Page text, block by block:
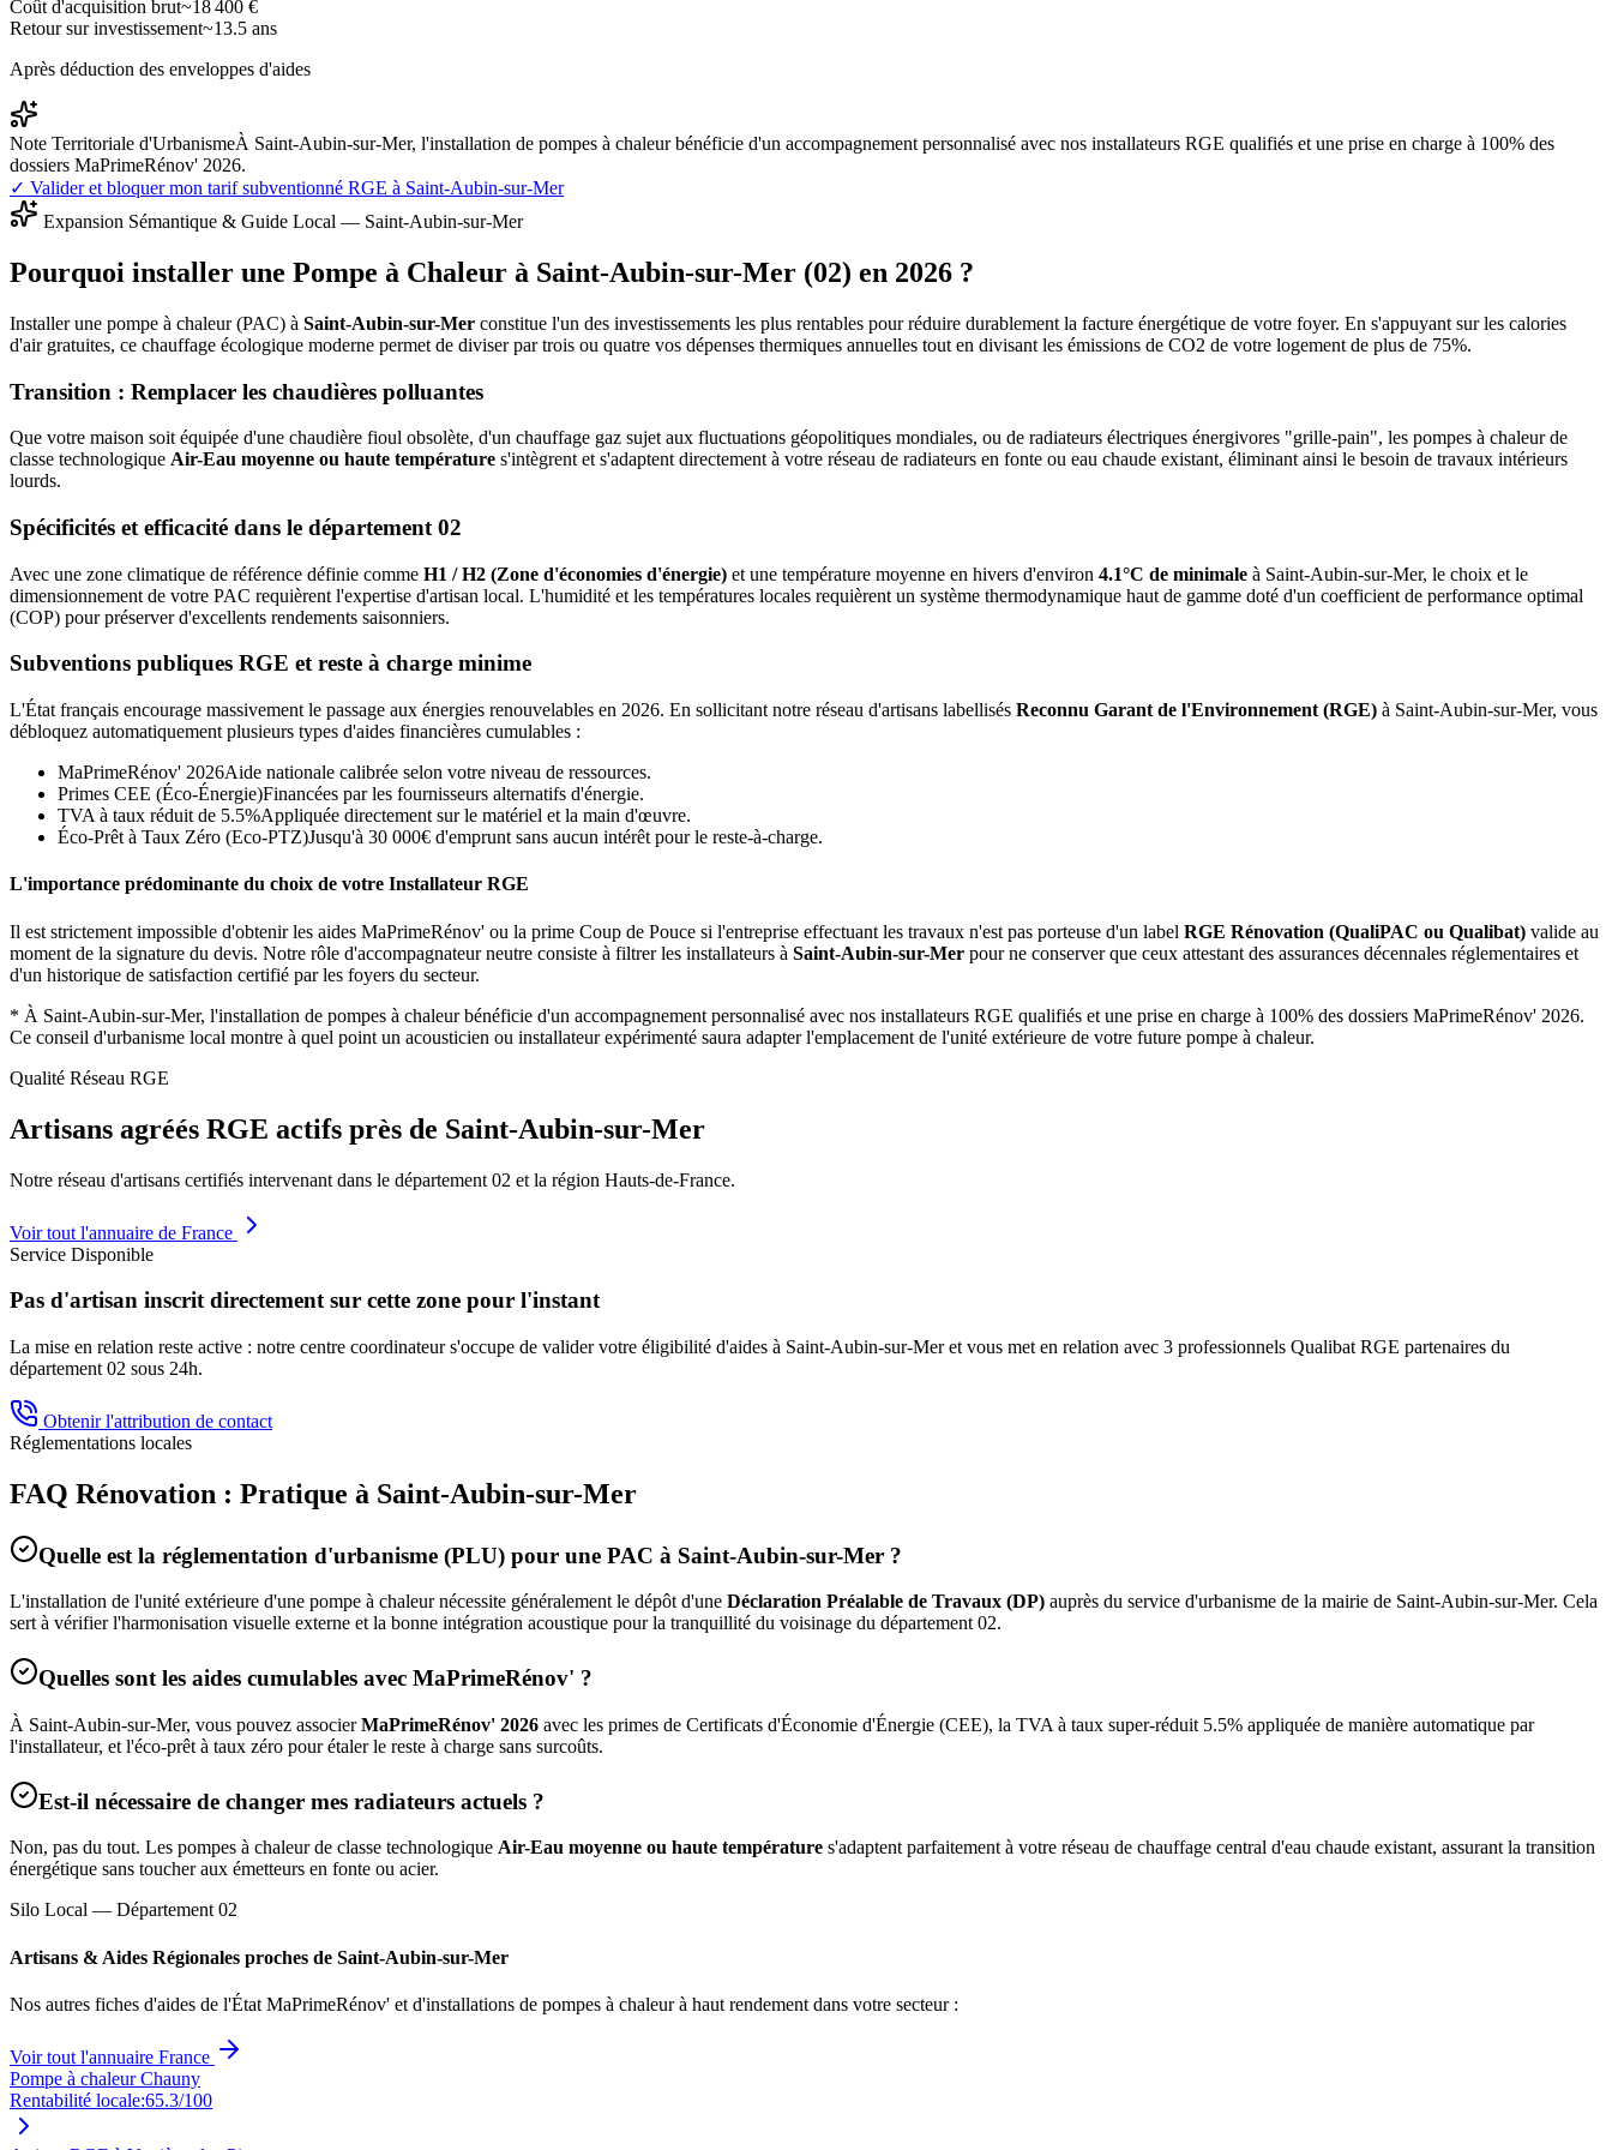
Coût d'acquisition brut~18 400 €
Retour sur investissement~13.5 ans
Après déduction des enveloppes d'aides
Note Territoriale d'UrbanismeÀ Saint-Aubin-sur-Mer, l'installation de pompes à chaleur bénéficie d'un accompagnement personnalisé avec nos installateurs RGE qualifiés et une prise en charge à 100% des
dossiers MaPrimeRénov' 2026.
✓ Valider et bloquer mon tarif subventionné RGE à Saint-Aubin-sur-Mer
Expansion Sémantique & Guide Local — Saint-Aubin-sur-Mer
Pourquoi installer une Pompe à Chaleur à Saint-Aubin-sur-Mer (02) en 2026 ?
Installer une pompe à chaleur (PAC) à Saint-Aubin-sur-Mer constitue l'un des investissements les plus rentables pour réduire durablement la facture énergétique de votre foyer. En s'appuyant sur les calories
d'air gratuites, ce chauffage écologique moderne permet de diviser par trois ou quatre vos dépenses thermiques annuelles tout en divisant les émissions de CO2 de votre logement de plus de 75%.
Transition : Remplacer les chaudières polluantes
Que votre maison soit équipée d'une chaudière fioul obsolète, d'un chauffage gaz sujet aux fluctuations géopolitiques mondiales, ou de radiateurs électriques énergivores "grille-pain", les pompes à chaleur de
classe technologique Air-Eau moyenne ou haute température s'intègrent et s'adaptent directement à votre réseau de radiateurs en fonte ou eau chaude existant, éliminant ainsi le besoin de travaux intérieurs
lourds.
Spécificités et efficacité dans le département 02
Avec une zone climatique de référence définie comme H1 / H2 (Zone d'économies d'énergie) et une température moyenne en hivers d'environ 4.1°C de minimale à Saint-Aubin-sur-Mer, le choix et le
dimensionnement de votre PAC requièrent l'expertise d'artisan local. L'humidité et les températures locales requièrent un système thermodynamique haut de gamme doté d'un coefficient de performance optimal
(COP) pour préserver d'excellents rendements saisonniers.
Subventions publiques RGE et reste à charge minime
L'État français encourage massivement le passage aux énergies renouvelables en 2026. En sollicitant notre réseau d'artisans labellisés Reconnu Garant de l'Environnement (RGE) à Saint-Aubin-sur-Mer, vous
débloquez automatiquement plusieurs types d'aides financières cumulables :
MaPrimeRénov' 2026Aide nationale calibrée selon votre niveau de ressources.
Primes CEE (Éco-Énergie)Financées par les fournisseurs alternatifs d'énergie.
TVA à taux réduit de 5.5%Appliquée directement sur le matériel et la main d'œuvre.
Éco-Prêt à Taux Zéro (Eco-PTZ)Jusqu'à 30 000€ d'emprunt sans aucun intérêt pour le reste-à-charge.
L'importance prédominante du choix de votre Installateur RGE
Il est strictement impossible d'obtenir les aides MaPrimeRénov' ou la prime Coup de Pouce si l'entreprise effectuant les travaux n'est pas porteuse d'un label RGE Rénovation (QualiPAC ou Qualibat) valide au
moment de la signature du devis. Notre rôle d'accompagnateur neutre consiste à filtrer les installateurs à Saint-Aubin-sur-Mer pour ne conserver que ceux attestant des assurances décennales réglementaires et
d'un historique de satisfaction certifié par les foyers du secteur.
* À Saint-Aubin-sur-Mer, l'installation de pompes à chaleur bénéficie d'un accompagnement personnalisé avec nos installateurs RGE qualifiés et une prise en charge à 100% des dossiers MaPrimeRénov' 2026.
Ce conseil d'urbanisme local montre à quel point un acousticien ou installateur expérimenté saura adapter l'emplacement de l'unité extérieure de votre future pompe à chaleur.
Qualité Réseau RGE
Artisans agréés RGE actifs près de Saint-Aubin-sur-Mer
Notre réseau d'artisans certifiés intervenant dans le département 02 et la région Hauts-de-France.
Voir tout l'annuaire de France
Service Disponible
Pas d'artisan inscrit directement sur cette zone pour l'instant
La mise en relation reste active : notre centre coordinateur s'occupe de valider votre éligibilité d'aides à Saint-Aubin-sur-Meret vous met en relation avec 3 professionnels Qualibat RGE partenaires du
département 02 sous 24h.
Obtenir l'attribution de contact
Réglementations locales
FAQ Rénovation : Pratique à Saint-Aubin-sur-Mer
Quelle est la réglementation d'urbanisme (PLU) pour une PAC à Saint-Aubin-sur-Mer ?
L'installation de l'unité extérieure d'une pompe à chaleur nécessite généralement le dépôt d'une Déclaration Préalable de Travaux (DP) auprès du service d'urbanisme de la mairie de Saint-Aubin-sur-Mer. Cela
sert à vérifier l'harmonisation visuelle externe et la bonne intégration acoustique pour la tranquillité du voisinage du département02.
Quelles sont les aides cumulables avec MaPrimeRénov' ?
À Saint-Aubin-sur-Mer, vous pouvez associerMaPrimeRénov' 2026 avec les primes de Certificats d'Économie d'Énergie (CEE), la TVA à taux super-réduit 5.5% appliquée de manière automatique par
l'installateur, et l'éco-prêt à taux zéro pour étaler le reste à charge sans surcoûts.
Est-il nécessaire de changer mes radiateurs actuels ?
Non, pas du tout. Les pompes à chaleur de classe technologique Air-Eau moyenne ou haute température s'adaptent parfaitement à votre réseau de chauffage central d'eau chaude existant, assurant la transition
énergétique sans toucher aux émetteurs en fonte ou acier.
Silo Local — Département 02
Artisans & Aides Régionales proches de Saint-Aubin-sur-Mer
Nos autres fiches d'aides de l'État MaPrimeRénov' et d'installations de pompes à chaleur à haut rendement dans votre secteur :
Voir tout l'annuaire France
Pompe à chaleur Chauny
Rentabilité locale:65.3/100